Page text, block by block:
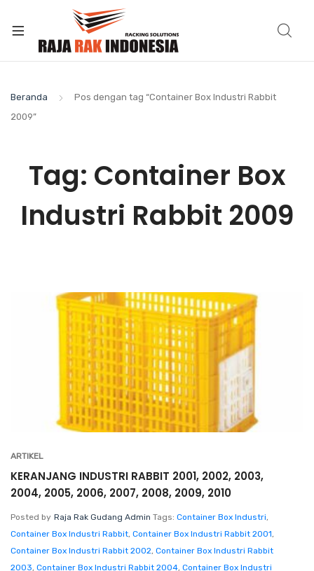
Beranda
Pos dengan tag “Container Box Industri Rabbit
2009”
Tag: Container Box
Industri Rabbit 2009
ARTIKEL
KERANJANG INDUSTRI RABBIT 2001, 2002, 2003,
2004, 2005, 2006, 2007, 2008, 2009, 2010
Posted by Raja Rak Gudang Admin Tags: Container Box Industri,
Container Box Industri Rabbit, Container Box Industri Rabbit 2001,
Container Box Industri Rabbit 2002, Container Box Industri Rabbit
2003, Container Box Industri Rabbit 2004, Container Box Industri